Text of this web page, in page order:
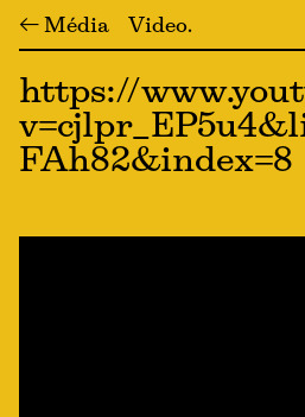
← Média Video
https://
FAh82&index=8